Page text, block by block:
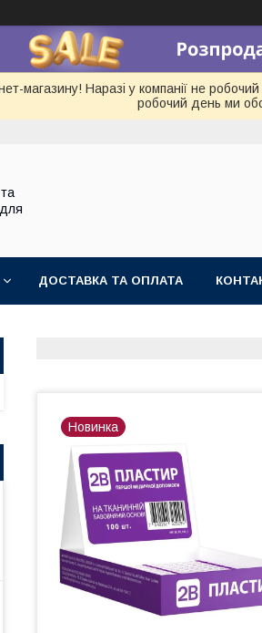
магазину! Наразі у компанії не
робочий день ми
ДОСТАВКА ТА ОПЛАТА
Новинка